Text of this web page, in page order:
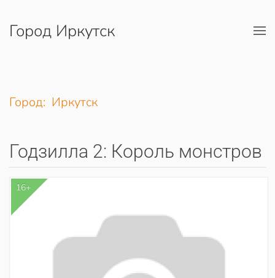
Перейти к содержимому
Город Иркутск
Город: Иркутск
Годзилла 2: Король монстров
16+